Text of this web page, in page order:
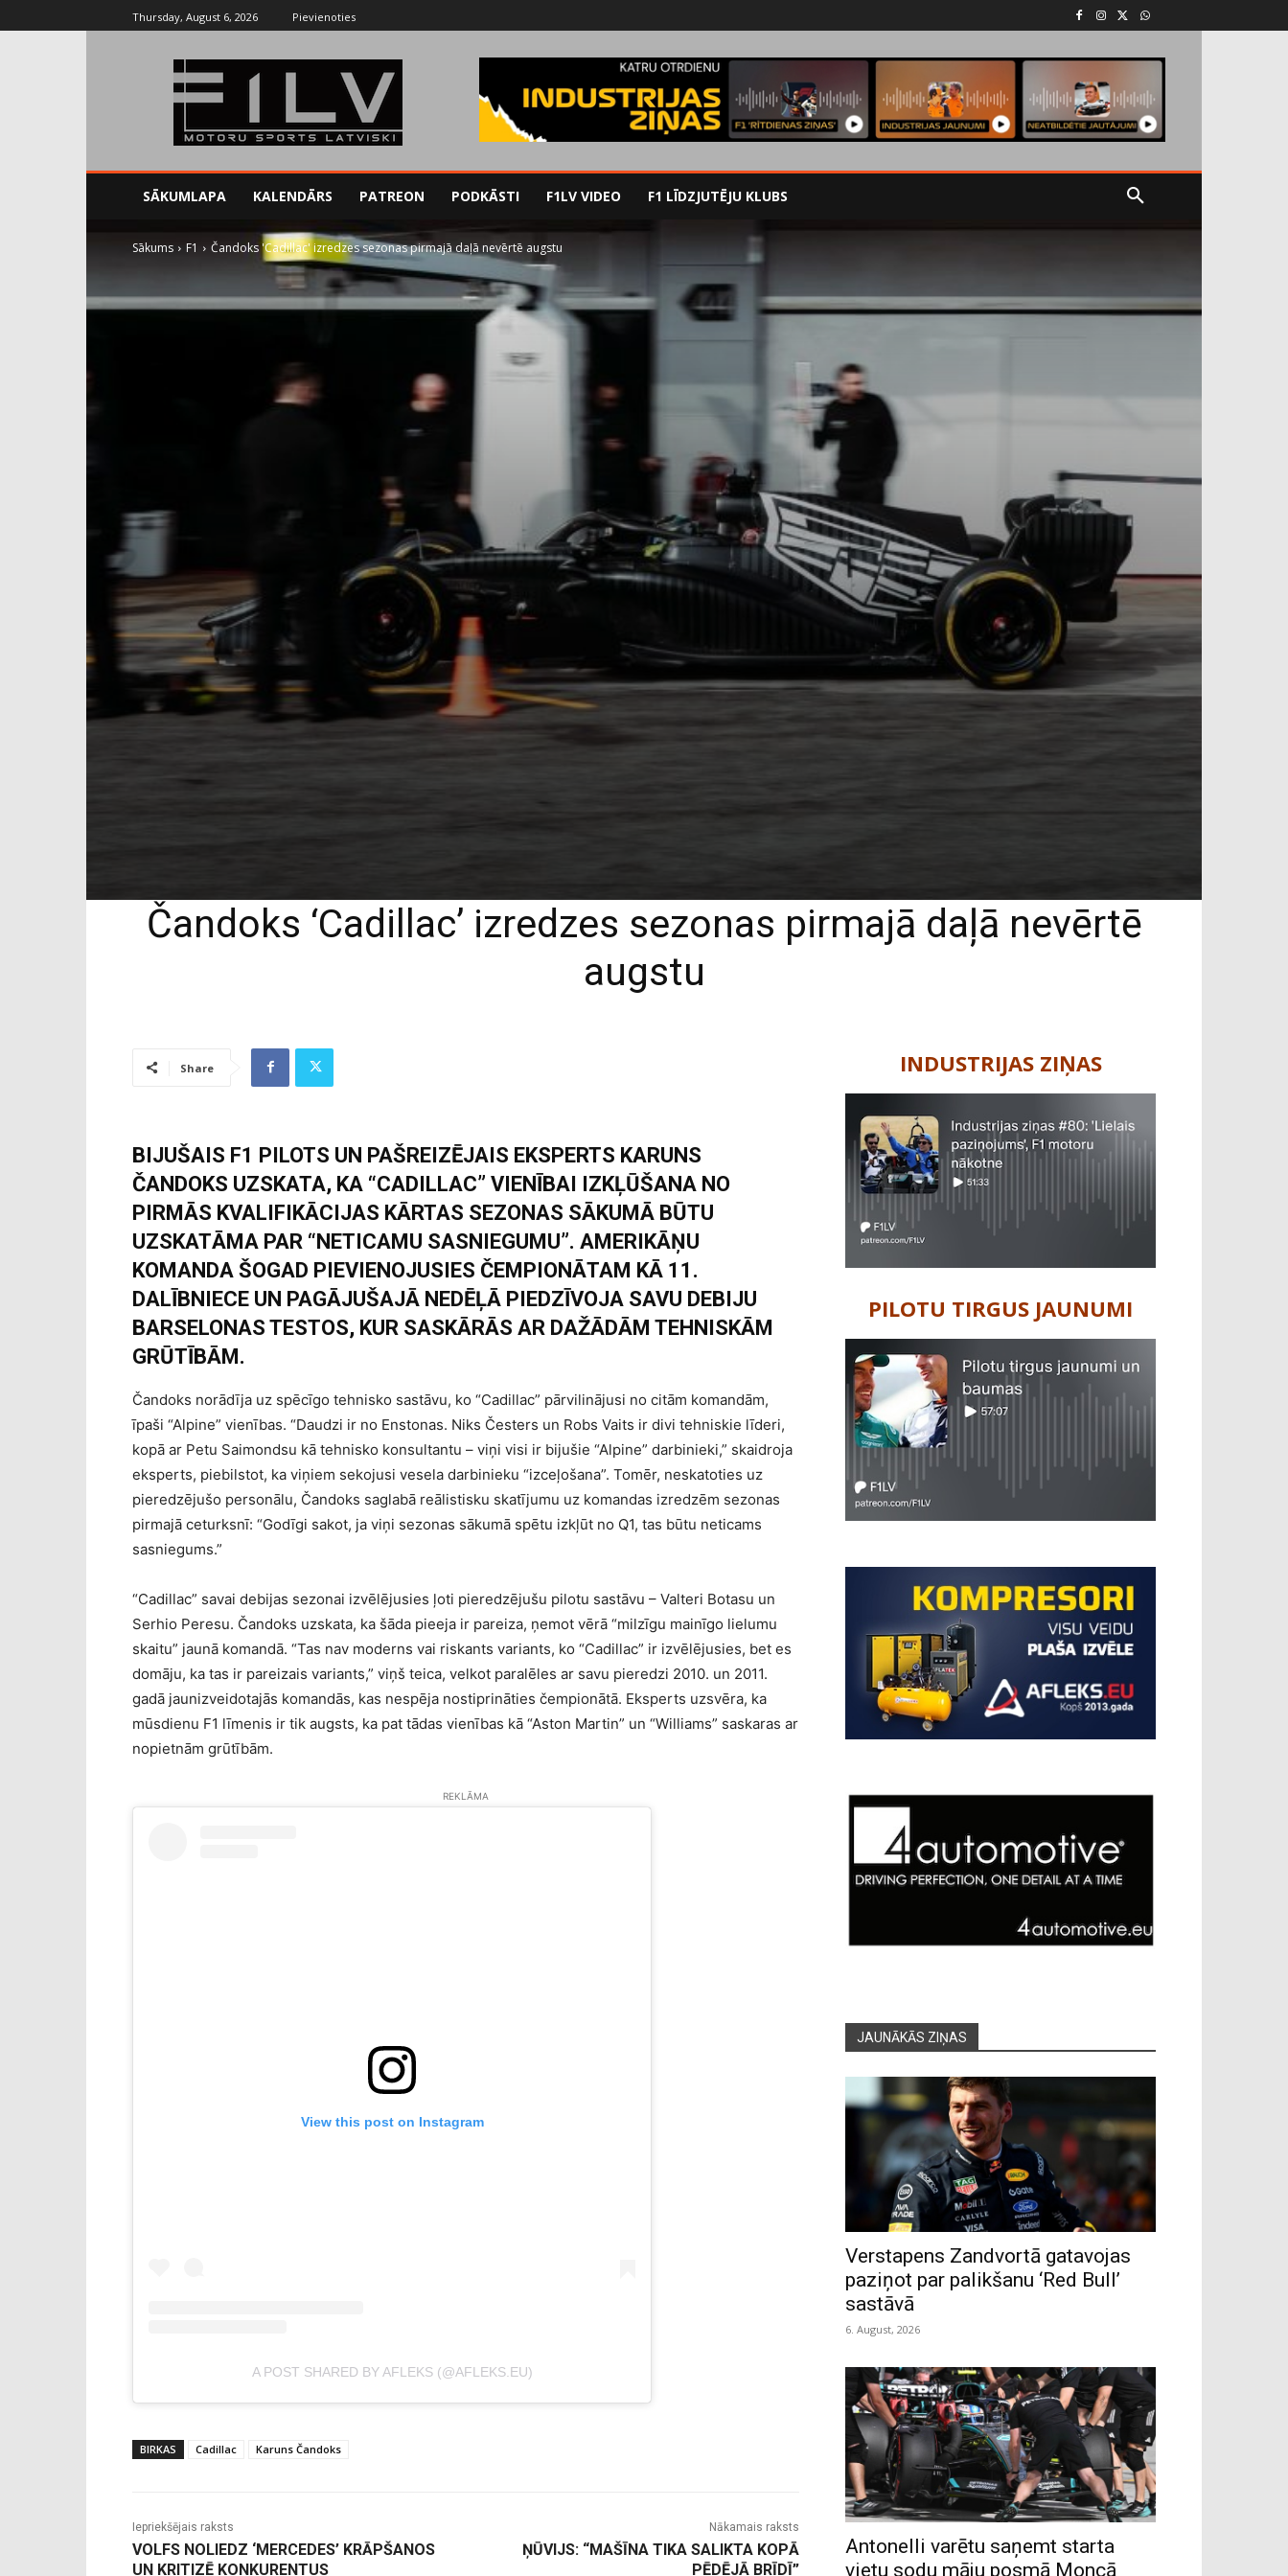
Thursday, August 6, 2026 Pievienoties
SĀKUMLAPA KALENDĀRS PATREON PODKĀSTI F1LV VIDEO F1 LĪDZJUTĒJU KLUBS
Sākums F1 Čandoks 'Cadillac' izredzes sezonas pirmajā daļā nevērtē augstu
Čandoks ‘Cadillac’ izredzes sezonas pirmajā daļā nevērtē
augstu
Share
BIJUŠAIS F1 PILOTS UN PAŠREIZĒJAIS EKSPERTS KARUNS
ČANDOKS UZSKATA, KA “CADILLAC” VIENĪBAI IZKĻŪŠANA NO
PIRMĀS KVALIFIKĀCIJAS KĀRTAS SEZONAS SĀKUMĀ BŪTU
UZSKATĀMA PAR “NETICAMU SASNIEGUMU”. AMERIKĀŅU
KOMANDA ŠOGAD PIEVIENOJUSIES ČEMPIONĀTAM KĀ 11.
DALĪBNIECE UN PAGĀJUŠAJĀ NEDĒĻĀ PIEDZĪVOJA SAVU DEBIJU
BARSELONAS TESTOS, KUR SASKĀRĀS AR DAŽĀDĀM TEHNISKĀM
GRŪTĪBĀM.
Čandoks norādīja uz spēcīgo tehnisko sastāvu, ko “Cadillac” pārvilinājusi no citām komandām,
īpaši “Alpine” vienības. “Daudzi ir no Enstonas. Niks Česters un Robs Vaits ir divi tehniskie līderi,
kopā ar Petu Saimondsu kā tehnisko konsultantu – viņi visi ir bijušie “Alpine” darbinieki,” skaidroja
eksperts, piebilstot, ka viņiem sekojusi vesela darbinieku “izceļošana”. Tomēr, neskatoties uz
pieredzējušo personālu, Čandoks saglabā reālistisku skatījumu uz komandas izredzēm sezonas
pirmajā ceturksnī: “Godīgi sakot, ja viņi sezonas sākumā spētu izkļūt no Q1, tas būtu neticams
sasniegums.”
“Cadillac” savai debijas sezonai izvēlējusies ļoti pieredzējušu pilotu sastāvu – Valteri Botasu un
Serhio Peresu. Čandoks uzskata, ka šāda pieeja ir pareiza, ņemot vērā “milzīgu mainīgo lielumu
skaitu” jaunā komandā. “Tas nav moderns vai riskants variants, ko “Cadillac” ir izvēlējusies, bet es
domāju, ka tas ir pareizais variants,” viņš teica, velkot paralēles ar savu pieredzi 2010. un 2011.
gadā jaunizveidotajās komandās, kas nespēja nostiprināties čempionātā. Eksperts uzsvēra, ka
mūsdienu F1 līmenis ir tik augsts, ka pat tādas vienības kā “Aston Martin” un “Williams” saskaras ar
nopietnām grūtībām.
REKLĀMA
View this post on Instagram
A POST SHARED BY AFLEKS (@AFLEKS.EU)
BIRKAS Cadillac Karuns Čandoks
Iepriekšējais raksts
VOLFS NOLIEDZ ‘MERCEDES’ KRĀPŠANOS
UN KRITIZĒ KONKURENTUS
Nākamais raksts
ŅŪVIJS: “MAŠĪNA TIKA SALIKTA KOPĀ
PĒDĒJĀ BRĪDĪ”
INDUSTRIJAS ZIŅAS
PILOTU TIRGUS JAUNUMI
JAUNĀKĀS ZIŅAS
Verstapens Zandvortā gatavojas
paziņot par palikšanu ‘Red Bull’
sastāvā
6. August, 2026
Antonelli varētu saņemt starta
vietu sodu māju posmā Moncā